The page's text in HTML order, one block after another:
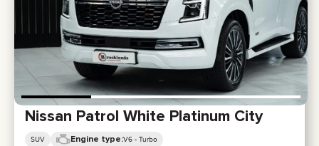
Nissan Patrol White Platinum City
SUV Engine type:V6 - Turbo